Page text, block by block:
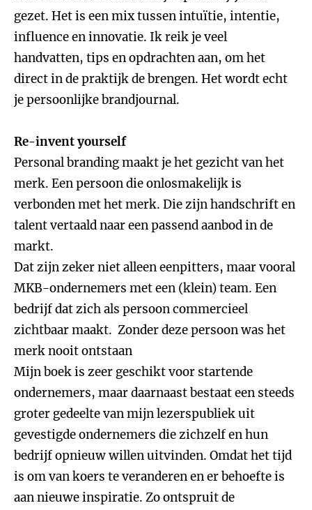
gezet. Het is een mix tussen intuïtie, intentie,
influence en innovatie. Ik reik je veel
handvatten, tips en opdrachten aan, om het
direct in de praktijk de brengen. Het wordt echt
je persoonlijke brandjournal.
Re-invent yourself
Personal branding maakt je het gezicht van het
merk. Een persoon die onlosmakelijk is
verbonden met het merk. Die zijn handschrift en
talent vertaald naar een passend aanbod in de
markt.
Dat zijn zeker niet alleen eenpitters, maar vooral
MKB-ondernemers met een (klein) team. Een
bedrijf dat zich als persoon commercieel
zichtbaar maakt. Zonder deze persoon was het
merk nooit ontstaan
Mijn boek is zeer geschikt voor startende
ondernemers, maar daarnaast bestaat een steeds
groter gedeelte van mijn lezerspubliek uit
gevestigde ondernemers die zichzelf en hun
bedrijf opnieuw willen uitvinden. Omdat het tijd
is om van koers te veranderen en er behoefte is
aan nieuwe inspiratie. Zo ontspruit de